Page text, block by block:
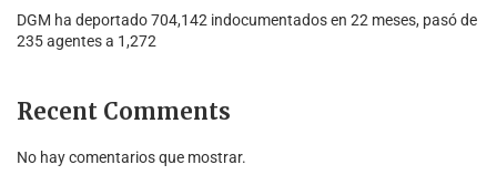
DGM ha deportado 704,142 indocumentados en 22 meses, pasó de
235 agentes a 1,272
Recent Comments
No hay comentarios que mostrar.